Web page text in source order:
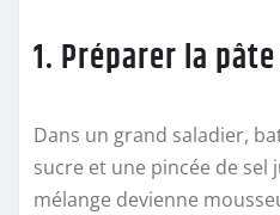
1. Préparer la
Dans un grand saladier,
sucre et une pincée de sel
mélange devienne